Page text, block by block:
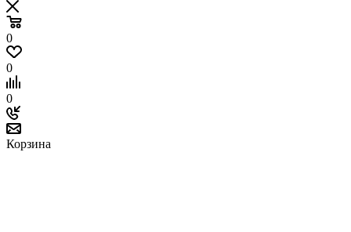
0
0
0
Корзина